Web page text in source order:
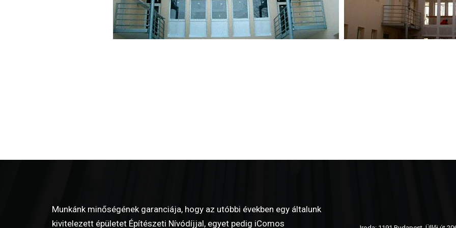
Munkánk minőségének garanciája, hogy az utóbbi években egy általunk
kivitelezett épületet Építészeti Nívódíjjal, egyet pedig iComos